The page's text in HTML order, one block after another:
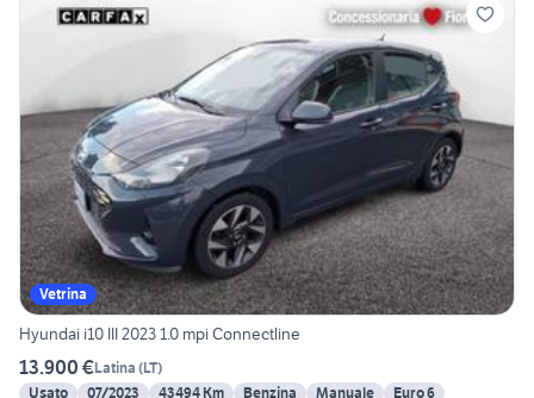
Vetrina
Hyundai i10 III 2023 1.0 mpi Connectline
13.900 €Latina (LT)
Usato
07/2023 43494 Km Benzina Manuale Euro 6